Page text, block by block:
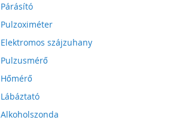
Párásító
Pulzoximéter
Elektromos szájzuhany
Pulzusmérő
Hőmérő
Lábáztató
Alkoholszonda